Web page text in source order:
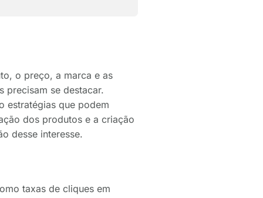
o preço, a marca e as
precisam se destacar.
estratégias que podem
dos produtos e a criação
desse interesse.
taxas de cliques em